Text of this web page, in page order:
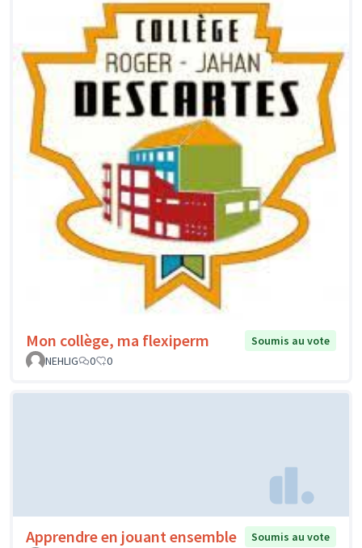
Mon collège, ma flexiperm
Soumis au vote
NEHLIG
0 0
Apprendre en jouant ensemble
Soumis au vote